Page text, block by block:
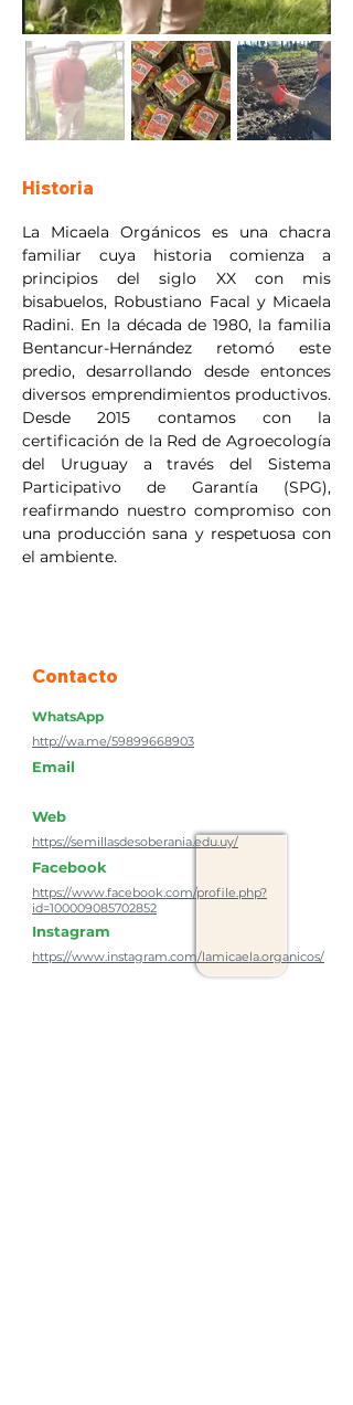
Historia
La Micaela Orgánicos es una chacra
familiar cuya historia comienza a
principios del siglo XX con mis
bisabuelos, Robustiano Facal y Micaela
Radini. En la década de 1980, la familia
Bentancur-Hernández retomó este
predio, desarrollando desde entonces
diversos emprendimientos productivos.
Desde 2015 contamos con la
certificación de la Red de Agroecología
del Uruguay a través del Sistema
Participativo de Garantía (SPG),
reafirmando nuestro compromiso con
una producción sana y respetuosa con
el ambiente.
Contacto
WhatsApp
http://wa.me/59899668903
Email
Web
https://semillasdesoberania.edu.uy/
Facebook
https://www.facebook.com/profile.php?
id=100009085702852
Instagram
https://www.instagram.com/lamicaela.organicos/